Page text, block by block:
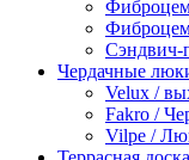
Сэндвич-
Чердачные
Velux /
Fakro /
Vilpe /